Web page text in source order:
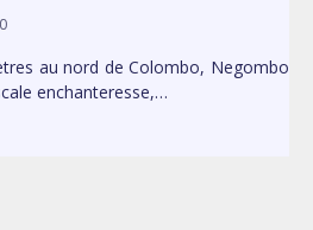
au nord de Colombo, Negombo
enchanteresse,…